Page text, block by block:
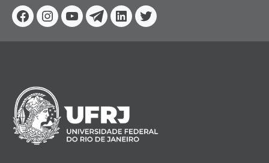
Facebook
Instagram
YoutubeTelegram
Linkedin
Twitter